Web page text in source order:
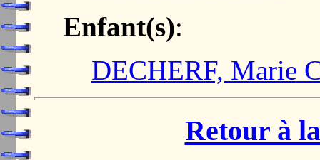
Enfant(s):
DECHERF, Marie
Retour à